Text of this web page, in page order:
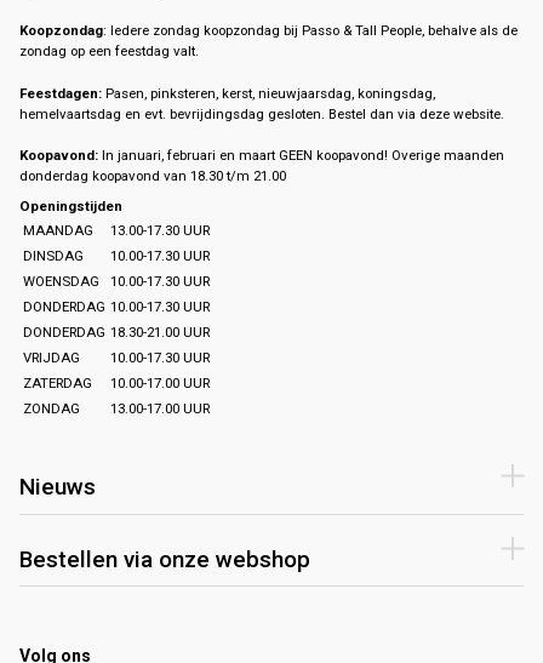
Koopzondag: Iedere zondag koopzondag bij Passo & Tall People, behalve als de
zondag op een feestdag valt.
Feestdagen: Pasen, pinksteren, kerst, nieuwjaarsdag, koningsdag,
hemelvaartsdag en evt. bevrijdingsdag gesloten. Bestel dan via deze website.
Koopavond: In januari, februari en maart GEEN koopavond! Overige maanden
donderdag koopavond van 18.30 t/m 21.00
Openingstijden
MAANDAG
13.00-17.30 UUR
DINSDAG
10.00-17.30 UUR
WOENSDAG
10.00-17.30 UUR
DONDERDAG 10.00-17.30 UUR
DONDERDAG 18.30-21.00 UUR
VRIJDAG
10.00-17.30 UUR
ZATERDAG
10.00-17.00 UUR
ZONDAG
13.00-17.00 UUR
Nieuws
Bestellen via onze webshop
Volg ons